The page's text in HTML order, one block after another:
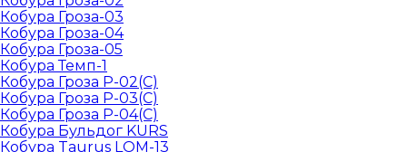
Кобура Гроза-03
Кобура Гроза-04
Кобура Гроза-05
Кобура Темп-1
Кобура Гроза Р-02(С)
Кобура Гроза Р-03(С)
Кобура Гроза Р-04(С)
Кобура Бульдог KURS
Кобура Taurus LOM-13